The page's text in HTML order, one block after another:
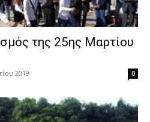
της 25ης Μαρτίου
2019 0